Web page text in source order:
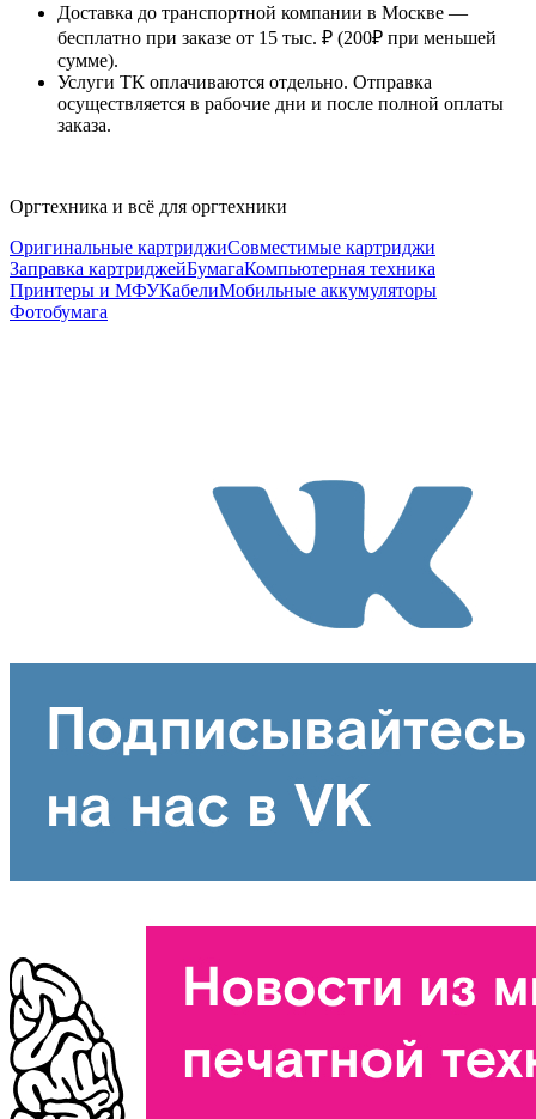
Доставка до транспортной компании в Москве —
бесплатно при заказе от 15 тыс. ₽ (200₽ при меньшей
сумме).
Услуги ТК оплачиваются отдельно. Отправка
осуществляется в рабочие дни и после полной оплаты
заказа.
Оргтехника и всё для оргтехники
Оригинальные картриджиСовместимые картриджи
Заправка картриджейБумагаКомпьютерная техника
Принтеры и МФУКабелиМобильные аккумуляторы
Фотобумага